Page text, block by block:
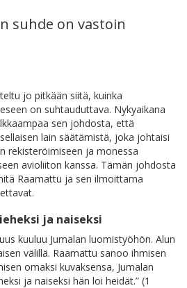
suhde on vastoin
jo pitkään siitä, kuinka
on suhtauduttava. Nykyaikana
sen johdosta, että
lain säätämistä, joka johtaisi
rekisteröimiseen ja monessa
avioliiton kanssa. Tämän johdosta
Raamattu ja sen ilmoittama
ja naiseksi
kuuluu Jumalan luomistyöhön. Alun
välillä. Raamattu sanoo ihmisen
omaksi kuvaksensa, Jumalan
ja naiseksi hän loi heidät.” (1